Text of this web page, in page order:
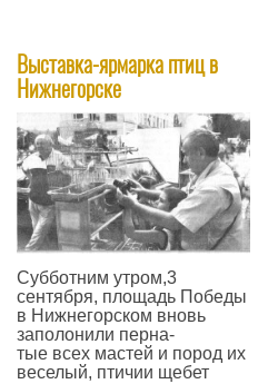
Выставка-ярмарка птиц в
Нижнегорске
​Субботним утром,3
сентября, площадь Победы
в Нижнегорском вновь
заполонили перна-
тые всех мастей и пород их
веселый, птичии щебет